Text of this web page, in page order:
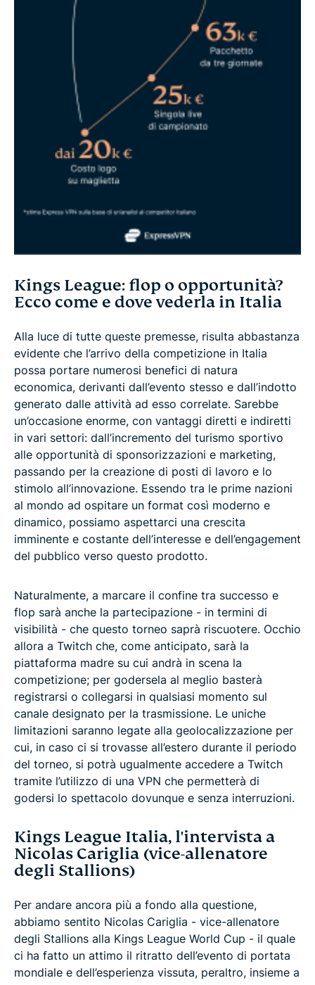
Kings League: flop o opportunità?
Ecco come e dove vederla in Italia
Alla luce di tutte queste premesse, risulta abbastanza
evidente che l’arrivo della competizione in Italia
possa portare numerosi benefici di natura
economica, derivanti dall’evento stesso e dall’indotto
generato dalle attività ad esso correlate. Sarebbe
un’occasione enorme, con vantaggi diretti e indiretti
in vari settori: dall’incremento del turismo sportivo
alle opportunità di sponsorizzazioni e marketing,
passando per la creazione di posti di lavoro e lo
stimolo all’innovazione. Essendo tra le prime nazioni
al mondo ad ospitare un format così moderno e
dinamico, possiamo aspettarci una crescita
imminente e costante dell’interesse e dell’engagement
del pubblico verso questo prodotto.
Naturalmente, a marcare il confine tra successo e
flop sarà anche la partecipazione - in termini di
visibilità - che questo torneo saprà riscuotere. Occhio
allora a Twitch che, come anticipato, sarà la
piattaforma madre su cui andrà in scena la
competizione; per godersela al meglio basterà
registrarsi o collegarsi in qualsiasi momento sul
canale designato per la trasmissione. Le uniche
limitazioni saranno legate alla geolocalizzazione per
cui, in caso ci si trovasse all’estero durante il periodo
del torneo, si potrà ugualmente accedere a Twitch
tramite l’utilizzo di una VPN che permetterà di
godersi lo spettacolo dovunque e senza interruzioni.
Kings League Italia, l'intervista a
Nicolas Cariglia (vice-allenatore
degli Stallions)
Per andare ancora più a fondo alla questione,
abbiamo sentito Nicolas Cariglia - vice-allenatore
degli Stallions alla Kings League World Cup - il quale
ci ha fatto un attimo il ritratto dell’evento di portata
mondiale e dell’esperienza vissuta, peraltro, insieme a